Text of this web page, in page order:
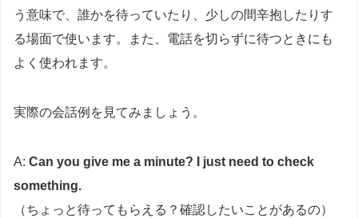
う意味で、誰かを待っていたり、少しの間辛抱したりす
る場面で使います。また、電話を切らずに待つときにも
よく使われます。
実際の会話例を見てみましょう。
A: Can you give me a minute? I just need to check
something.
（ちょっと待ってもらえる？確認したいことがあるの）